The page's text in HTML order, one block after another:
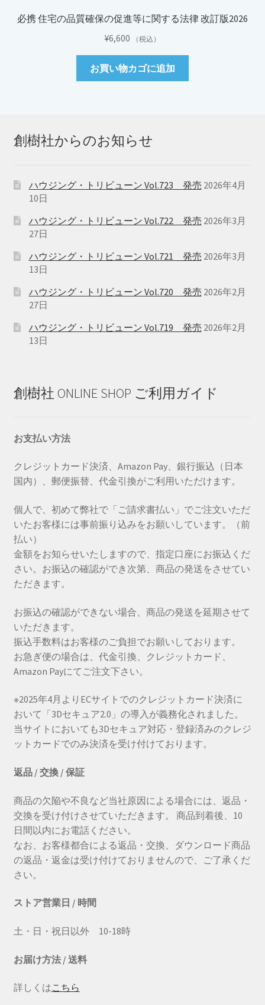
必携 住宅の品質確保の促進等に関する法律 改訂版2026
¥6,600 （税込）
お買い物カゴに追加
創樹社からのお知らせ
ハウジング・トリビューン Vol.723 発売 2026年4月
10日
ハウジング・トリビューン Vol.722 発売 2026年3月
27日
ハウジング・トリビューン Vol.721 発売 2026年3月
13日
ハウジング・トリビューン Vol.720 発売 2026年2月
27日
ハウジング・トリビューン Vol.719 発売 2026年2月
13日
創樹社 ONLINE SHOP ご利用ガイド
お支払い方法
クレジットカード決済、Amazon Pay、銀行振込（日本
国内）、郵便振替、代金引換がご利用いただけます。
個人で、初めて弊社で「ご請求書払い」でご注文いただ
いたお客様には事前振り込みをお願いしています。（前
払い）
金額をお知らせいたしますので、指定口座にお振込くだ
さい。お振込の確認ができ次第、商品の発送をさせてい
ただきます。
お振込の確認ができない場合、商品の発送を延期させて
いただきます。
振込手数料はお客様のご負担でお願いしております。
お急ぎ便の場合は、代金引換、クレジットカード、
Amazon Payにてご注文下さい。
※2025年4月よりECサイトでのクレジットカード決済に
おいて「3Dセキュア2.0」の導入が義務化されました。
当サイトにおいても3Dセキュア対応・登録済みのクレジ
ットカードでのみ決済を受け付けております。
返品 / 交換 / 保証
商品の欠陥や不良など当社原因による場合には、返品・
交換を受け付けさせていただきます。 商品到着後、10
日間以内にお電話ください。
なお、お客様都合による返品・交換、ダウンロード商品
の返品・返金は受け付けておりませんので、ご了承くだ
さい。
ストア営業日 / 時間
土・日・祝日以外 10-18時
お届け方法 / 送料
詳しくはこちら